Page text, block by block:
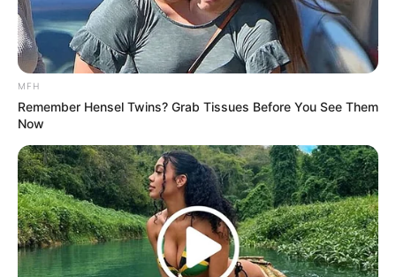
Ilustrasi Tokoh Kartun
dalam Wujud Orang
Dewasa
Paling Aneh di Dunia, Ada
yang Ekstrim
MFH
Remember Hensel Twins? Grab Tissues Before You See Them
Now